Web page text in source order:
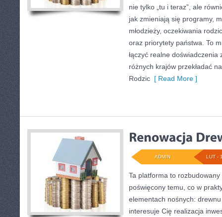
nie tylko „tu i teraz”, ale
jak zmieniają się programy,
młodzieży, oczekiwania
oraz priorytety państwa. To
łączyć realne
różnych krajów przekładać
Rodzic [ Read More ]
LUT -
ADMIN
Ta platforma to
poświęcony temu, co w
elementach nośnych:
interesuje Cię realizacja